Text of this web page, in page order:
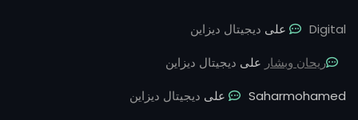
Digital على ديجيتال ديزاين
ريحان وبشار على ديجيتال ديزاين
Saharmohamed
على ديجيتال ديزاين